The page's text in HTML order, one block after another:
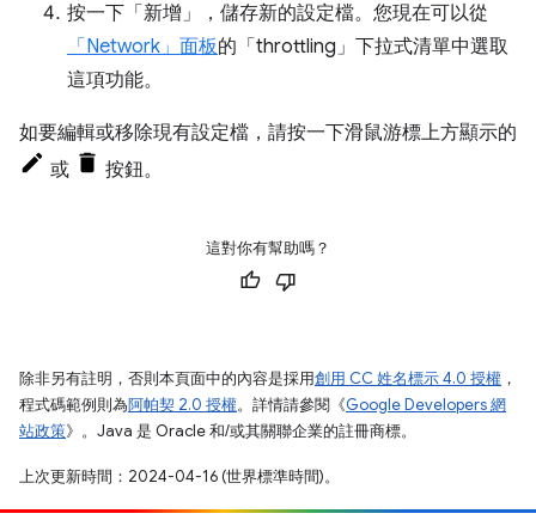
按一下「新增」
，儲存新的設定檔。您現在可以從
「Network」 面板的「throttling」下拉式清單中選取
這項功能。
如要編輯或移除現有設定檔，請按一下滑鼠游標上方顯示的
或
按鈕。
這對你有幫助嗎？
除非另有註明，否則本頁面中的內容是採用創用 CC 姓名標示 4.0 授權 ，
程式碼範例則為阿帕契 2.0 授權。詳情請參閱《Google Developers 網
站政策》。Java 是 Oracle 和/或其關聯企業的註冊商標。
上次更新時間：2024-04-16 (世界標準時間)。